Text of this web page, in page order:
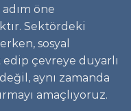
öne
Sektördeki
sosyal
çevreye duyarlı
aynı zamanda
amaçlıyoruz.